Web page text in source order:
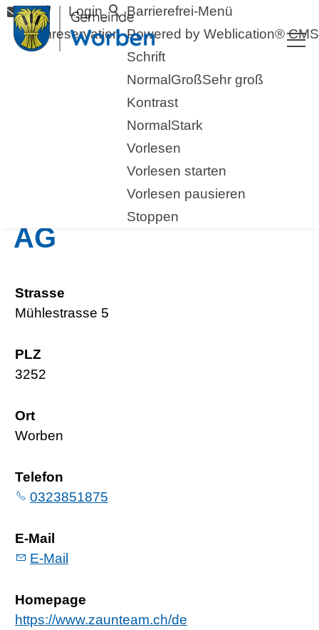
Barrierefrei-Menü
Powered by Weblication® CMS
Schrift
Normal GroßSehr groß
Kontrast
Normal Stark
Vorlesen
Vorlesen starten
Vorlesen pausieren
Stoppen
Login
Raumreservation
zurück zur Übersicht
Zaunteam Seeland
AG
Strasse
Mühlestrasse 5
PLZ
3252
Ort
Worben
Telefon
0323851875
E-Mail
E-Mail
Homepage
https://www.zaunteam.ch/de